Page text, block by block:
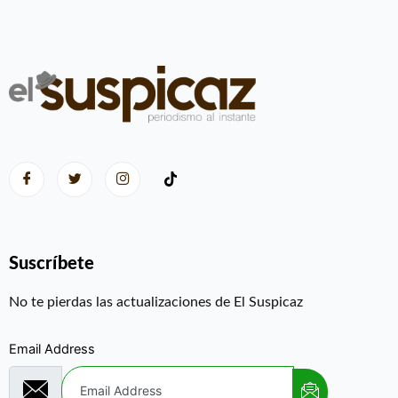
Suscríbete
No te pierdas las actualizaciones de El Suspicaz
Email Address